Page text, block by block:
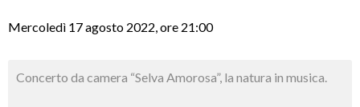
Mercoledì 17 agosto 2022, ore 21:00
Concerto da camera “Selva Amorosa”, la natura in musica.